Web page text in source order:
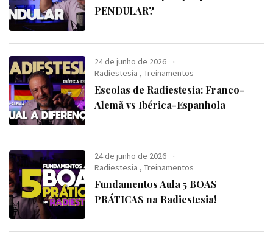
PENDULAR?
24 de junho de 2026
Radiestesia ,Treinamentos
Escolas de Radiestesia: Franco-
Alemã vs Ibérica-Espanhola
24 de junho de 2026
Radiestesia ,Treinamentos
Fundamentos Aula 5 BOAS
PRÁTICAS na Radiestesia!